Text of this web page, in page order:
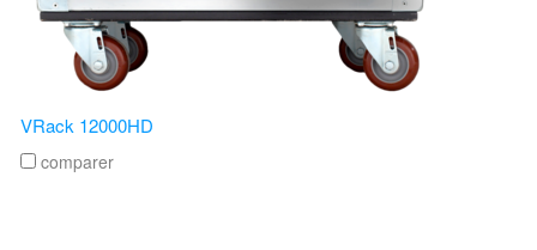
VRack 12000HD
comparer